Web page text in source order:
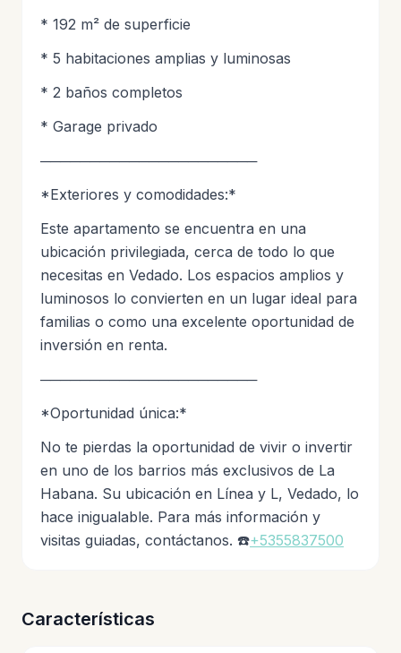
* 192 m² de superficie
* 5 habitaciones amplias y luminosas
* 2 baños completos
* Garage privado
──────────────────────
*Exteriores y comodidades:*
Este apartamento se encuentra en una
ubicación privilegiada, cerca de todo lo que
necesitas en Vedado. Los espacios amplios y
luminosos lo convierten en un lugar ideal para
familias o como una excelente oportunidad de
inversión en renta.
──────────────────────
*Oportunidad única:*
No te pierdas la oportunidad de vivir o invertir
en uno de los barrios más exclusivos de La
Habana. Su ubicación en Línea y L, Vedado, lo
hace inigualable. Para más información y
visitas guiadas, contáctanos. ☎️+5355837500
Características